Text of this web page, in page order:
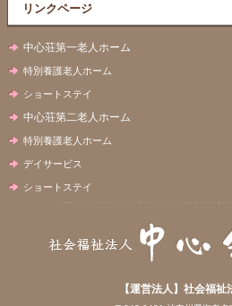
リンクページ
中心荘第一老人ホーム
特別養護老人ホーム
ショートステイ
中心荘第二老人ホーム
特別養護老人ホーム
デイサービス
ショートステイ
【運営法人】社会福祉